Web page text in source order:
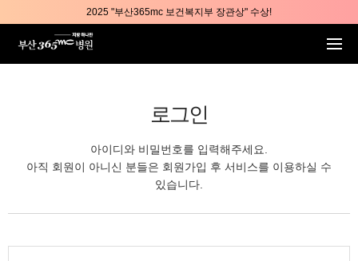
2025 "부산365mc 보건복지부 장관상" 수상!
부산365mc병원, 8/15(토) 광복절 정상진료
로그인
아이디와 비밀번호를 입력해주세요.
아직 회원이 아니신 분들은 회원가입 후 서비스를 이용하실 수
있습니다.